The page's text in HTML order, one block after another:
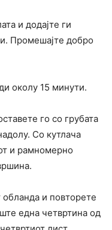
и додајте ги
Промешајте добро
околу 15 минути.
го со грубата
Со кутлача
и рамномерно
и повторете
една четвртина од